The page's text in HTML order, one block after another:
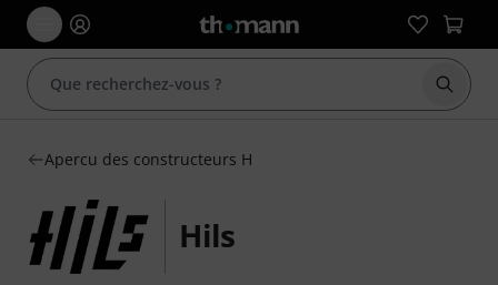
Apercu des constructeurs H
Hils